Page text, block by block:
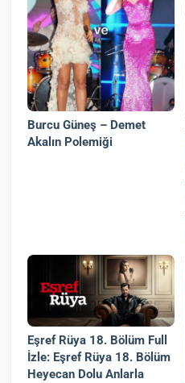
Burcu Güneş – Demet
Akalın Polemiği
Eşref Rüya 18. Bölüm Full
İzle: Eşref Rüya 18. Bölüm
Heyecan Dolu Anlarla